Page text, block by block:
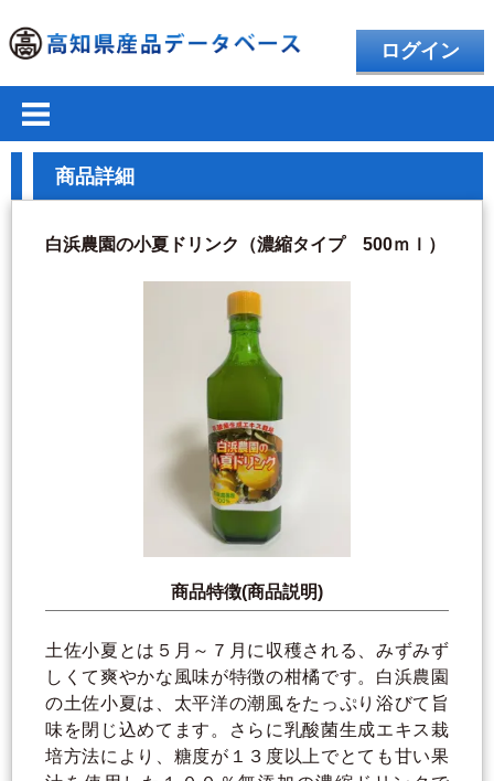
ログイン
商品詳細
白浜農園の小夏ドリンク（濃縮タイプ 500ｍｌ）
商品特徴(商品説明)
土佐小夏とは５月～７月に収穫される、みずみず
しくて爽やかな風味が特徴の柑橘です。白浜農園
の土佐小夏は、太平洋の潮風をたっぷり浴びて旨
味を閉じ込めてます。さらに乳酸菌生成エキス栽
培方法により、糖度が１３度以上でとても甘い果